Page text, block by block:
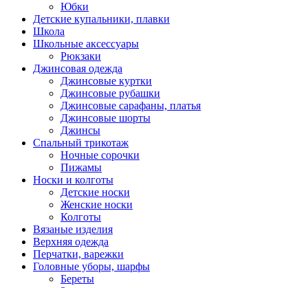
Юбки
Детские купальники, плавки
Школа
Школьные аксессуары
Рюкзаки
Джинсовая одежда
Джинсовые куртки
Джинсовые рубашки
Джинсовые сарафаны, платья
Джинсовые шорты
Джинсы
Спальный трикотаж
Ночные сорочки
Пижамы
Носки и колготы
Детские носки
Женские носки
Колготы
Вязаные изделия
Верхняя одежда
Перчатки, варежки
Головные уборы, шарфы
Береты